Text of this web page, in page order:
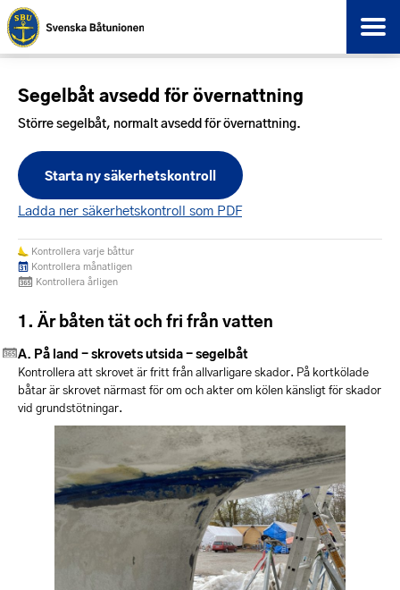
Segelbåt avsedd för övernattning
Större segelbåt, normalt avsedd för övernattning.
Starta ny säkerhetskontroll
Ladda ner säkerhetskontroll som PDF
Kontrollera varje båttur
Kontrollera månatligen
Kontrollera årligen
Är båten tät och fri från vatten
På land - skrovets utsida - segelbåt
Kontrollera att skrovet är fritt från allvarligare skador. På kortkölade
båtar är skrovet närmast för om och akter om kölen känsligt för skador
vid grundstötningar.